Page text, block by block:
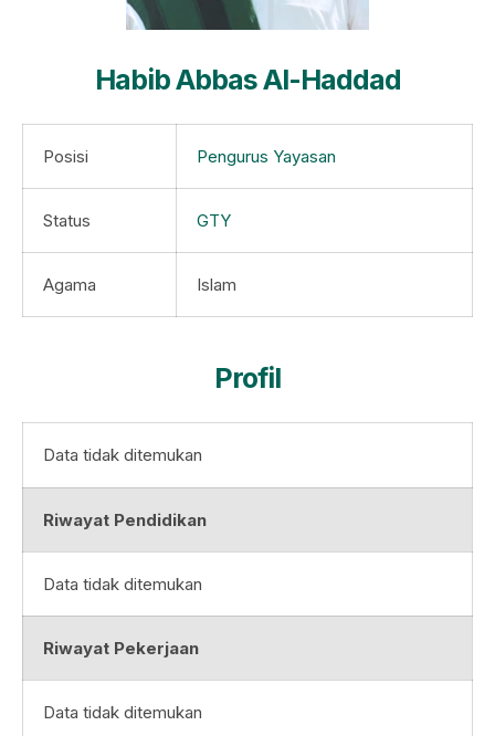
Habib Abbas Al-Haddad
Posisi Pengurus Yayasan
Status GTY
Agama Islam
Profil
Data tidak ditemukan
Riwayat Pendidikan
Data tidak ditemukan
Riwayat Pekerjaan
Data tidak ditemukan